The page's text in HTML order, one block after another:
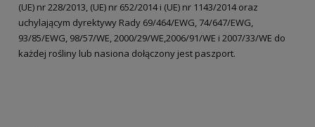
(UE) nr 228/2013, (UE) nr 652/2014 i (UE) nr 1143/2014 oraz
uchylającym dyrektywy Rady 69/464/EWG, 74/647/EWG,
93/85/EWG, 98/57/WE, 2000/29/WE,2006/91/WE i 2007/33/WE do
każdej rośliny lub nasiona dołączony jest paszport.